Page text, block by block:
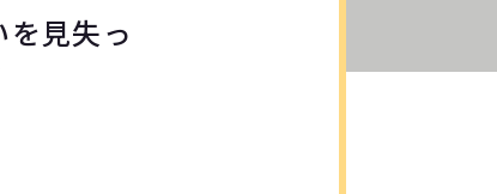
見失っ